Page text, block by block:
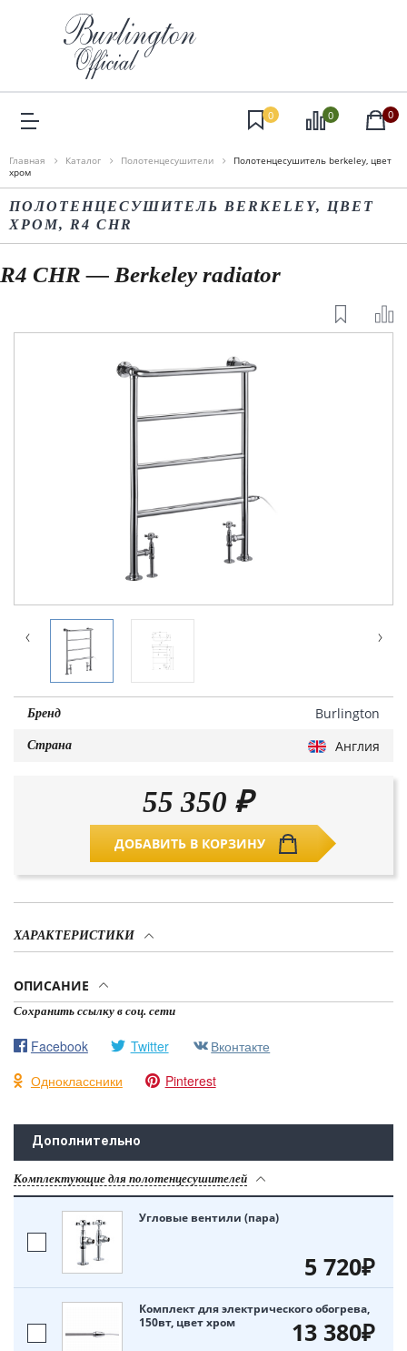
0 0 0
Главная Каталог Полотенцесушители
Полотенцесушитель berkeley, цвет
хром
ПОЛОТЕНЦЕСУШИТЕЛЬ BERKELEY, ЦВЕТ
ХРОМ, R4 CHR
R4 CHR — Berkeley radiator
Бренд Burlington
Страна Англия
55 350 ₽
ДОБАВИТЬ В КОРЗИНУ
ХАРАКТЕРИСТИКИ
ОПИСАНИЕ
Сохранить ссылку в соц. сети
Facebook Twitter
Вконтакте
Одноклассники
Pinterest
Дополнительно
Комплектующие для полотенцесушителей
Угловые вентили (пара)
5 720₽
Комплект для электрического обогрева,
150вт, цвет хром
13 380₽